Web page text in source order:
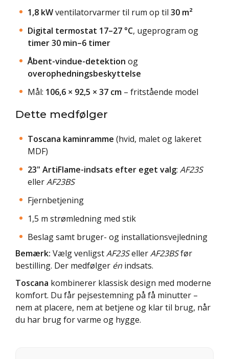
1,8 kWventilatorvarmer til rum op til 30 m²
Digital termostat 17–27 °C, ugeprogram og
timer 30 min–6 timer
Åbent-vindue-detektion og
overophedningsbeskyttelse
Mål: 106,6 × 92,5 × 37 cm – fritstående model
Dette medfølger
Toscana kaminramme (hvid, malet og lakeret
MDF)
23" ArtiFlame-indsats efter eget valg: AF23S
ellerAF23BS
Fjernbetjening
1,5 m strømledning med stik
Beslag samt bruger- og installationsvejledning
Bemærk: Vælg venligstAF23SellerAF23BSfør
bestilling. Der medfølger én indsats.
Toscana kombinerer klassisk design med moderne
komfort. Du får pejsestemning på få minutter –
nem at placere, nem at betjene og klar til brug, når
du har brug for varme og hygge.